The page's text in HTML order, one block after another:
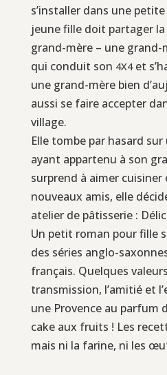
s’installer dans une
jeune fille doit partager la
grand-mère – une
qui conduit son 4X4et
une grand-mère bien
aussi se faire accepter
village.
Elle tombe par hasard
ayant appartenu à son
surprend à aimer cuisiner
nouveaux amis, elle
atelier de pâtisserie :
Un petit roman pour fille
des séries anglo-
français. Quelques
transmission, l’amitié et
une Provence au parfum
cake aux fruits ! Les
mais ni la farine, ni les